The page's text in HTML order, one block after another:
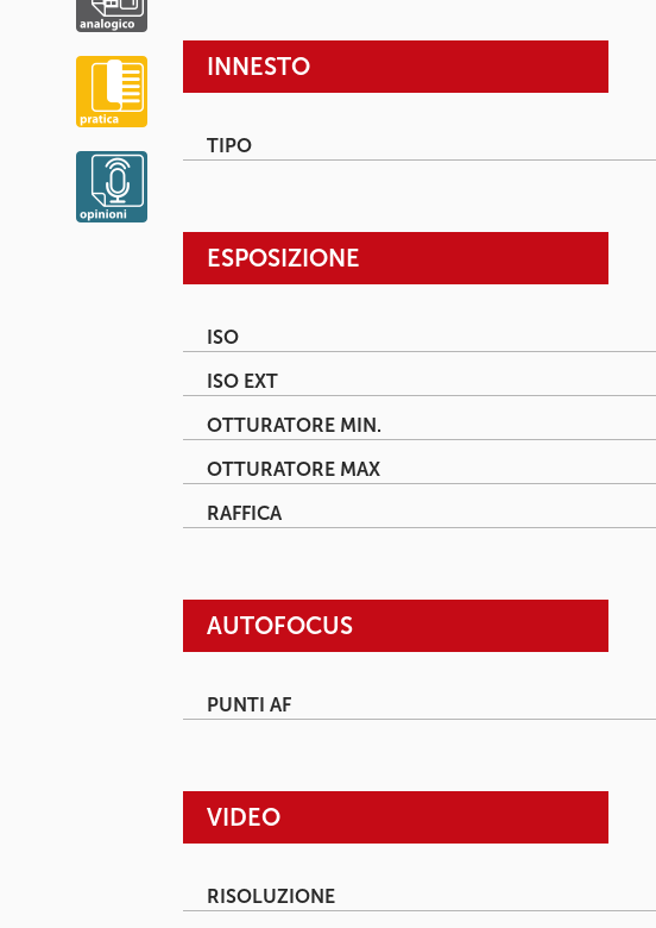
INNESTO
TIPO
ESPOSIZIONE
ISO
ISO EXT
OTTURATORE MIN.
OTTURATORE MAX
RAFFICA
AUTOFOCUS
PUNTI AF
VIDEO
RISOLUZIONE